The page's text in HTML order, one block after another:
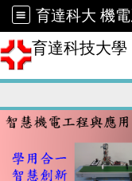
育達科大 機
育達科技大